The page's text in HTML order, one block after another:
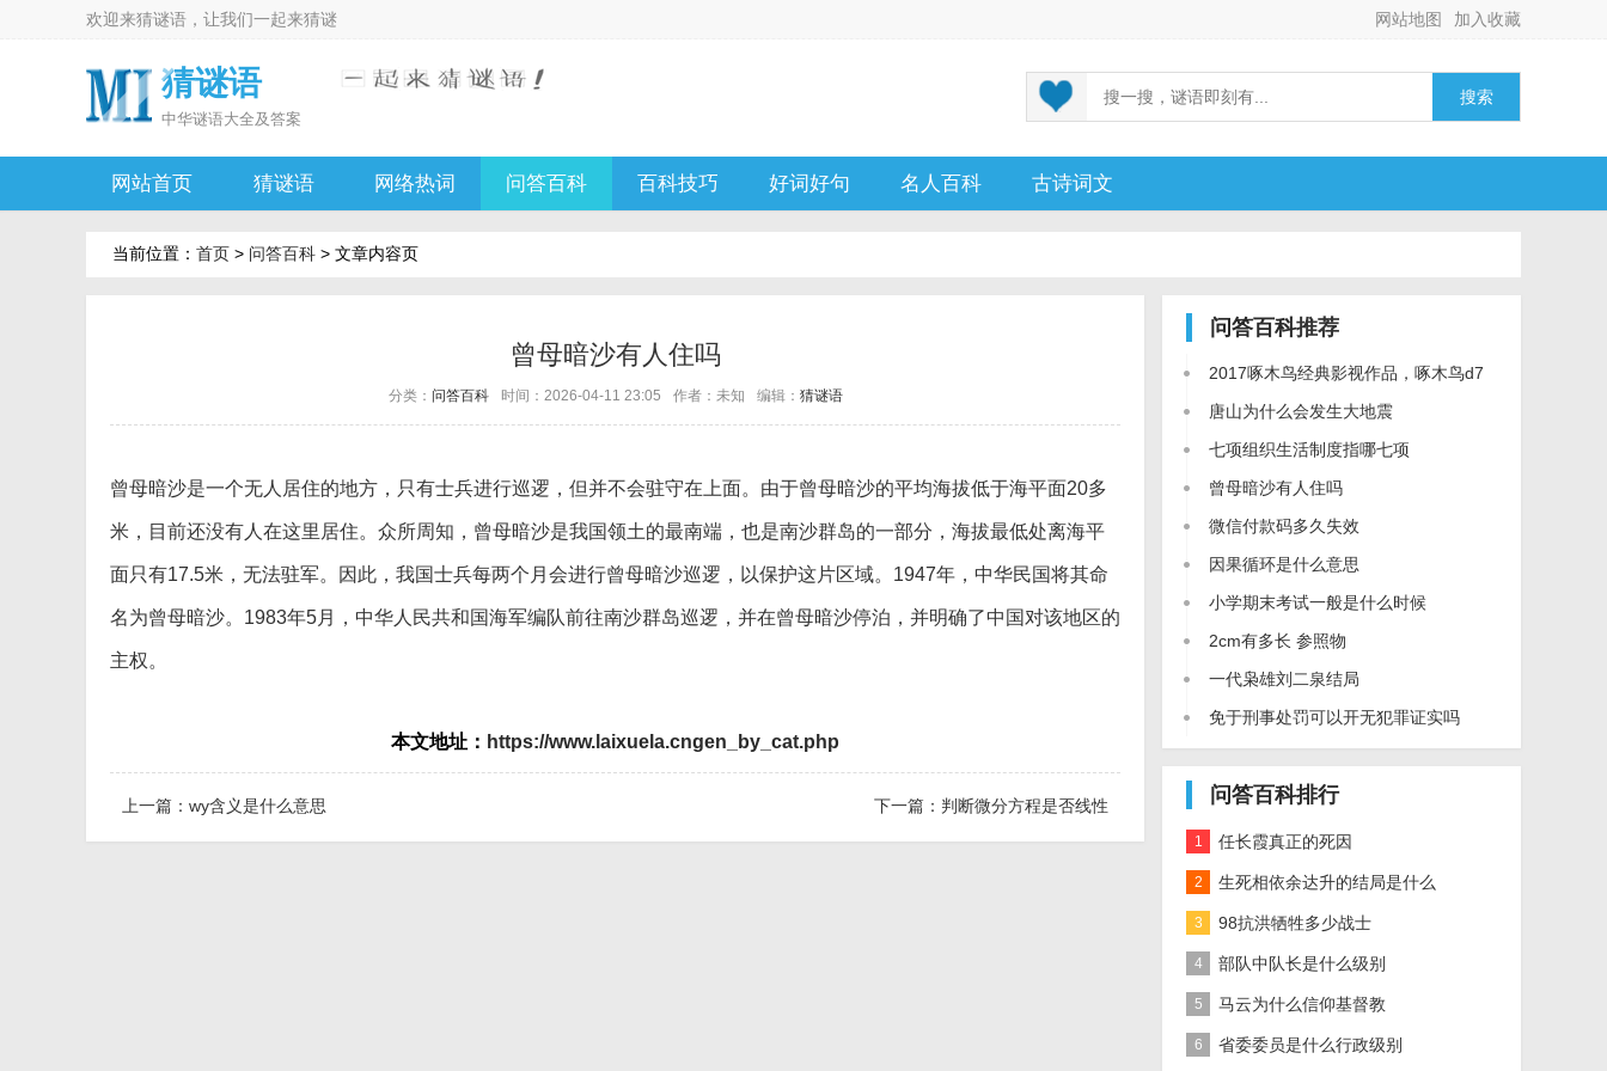
欢迎来猜谜语 ，让我们一起来猜谜 加入收藏
网站地图
猜谜语
中华谜语大全及答案
搜索
网站首页 猜谜语 网络热词 问答百科 百科技巧 好词好句 名人百科 古诗词文
当前位置： 首页 > 问答百科 > 文章内容页
曾母暗沙有人住吗
分类： 问答百科 时间：2026-04-11 23:05 作者：未知 编辑： 猜谜语
曾母暗沙是一个无人居住的地方，只有士兵进行巡逻，但并不会驻守在上面。由于曾母暗沙的平均海拔低于海平面20多
米，目前还没有人在这里居住。众所周知，曾母暗沙是我国领土的最南端，也是南沙群岛的一部分，海拔最低处离海平
面只有17.5米，无法驻军。因此，我国士兵每两个月会进行曾母暗沙巡逻，以保护这片区域。1947年，中华民国将其命
名为曾母暗沙。1983年5月，中华人民共和国海军编队前往南沙群岛巡逻，并在曾母暗沙停泊，并明确了中国对该地区的
主权。
本文地址： https://www.laixuela.cngen_by_cat.php
上一篇： wy含义是什么意思 下一篇： 判断微分方程是否线性
问答百科推荐
2017啄木鸟经典影视作品，啄木鸟d7
唐山为什么会发生大地震
七项组织生活制度指哪七项
曾母暗沙有人住吗
微信付款码多久失效
因果循环是什么意思
小学期末考试一般是什么时候
2cm有多长 参照物
一代枭雄刘二泉结局
免于刑事处罚可以开无犯罪证实吗
问答百科排行
1 任长霞真正的死因
2 生死相依余达升的结局是什么
3 98抗洪牺牲多少战士
4 部队中队长是什么级别
5 马云为什么信仰基督教
6 省委委员是什么行政级别